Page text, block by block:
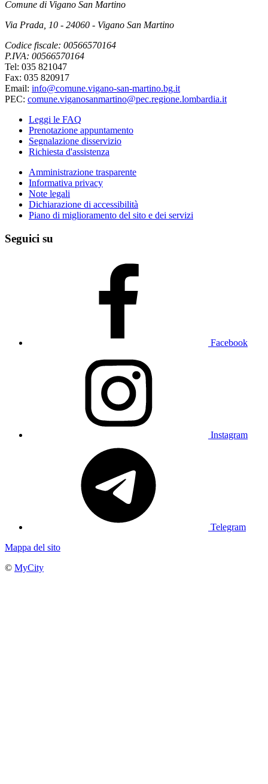
Comune di Vigano San Martino
Via Prada, 10 - 24060 - Vigano San Martino
Codice fiscale: 00566570164
P.IVA: 00566570164
Tel: 035 821047
Fax: 035 820917
Email: info@comune.vigano-san-martino.bg.it
PEC: comune.viganosanmartino@pec.regione.lombardia.it
Leggi le FAQ
Prenotazione appuntamento
Segnalazione disservizio
Richiesta d'assistenza
Amministrazione trasparente
Informativa privacy
Note legali
Dichiarazione di accessibilità
Piano di miglioramento del sito e dei servizi
Seguici su
Facebook
Instagram
Telegram
Mappa del sito
© MyCity